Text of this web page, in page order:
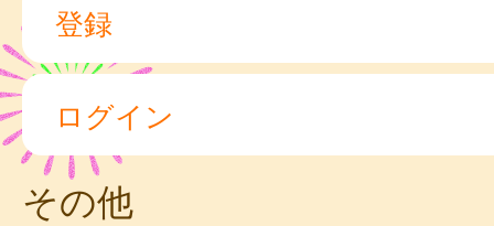
登録
ログイン
その他